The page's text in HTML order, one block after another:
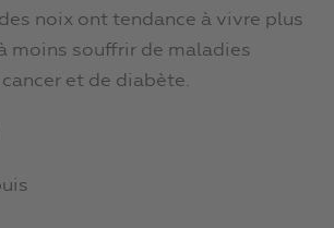
noix ont tendance à vivre plus
moins souffrir de maladies
et de diabète.